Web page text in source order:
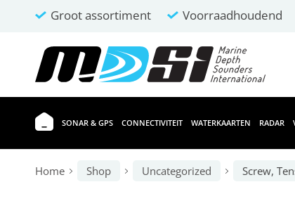
Groot assortiment Voorraadhoudend
SONAR & GPS CONNECTIVITEIT WATERKAARTEN RADAR
Home Shop Uncategorized Screw,